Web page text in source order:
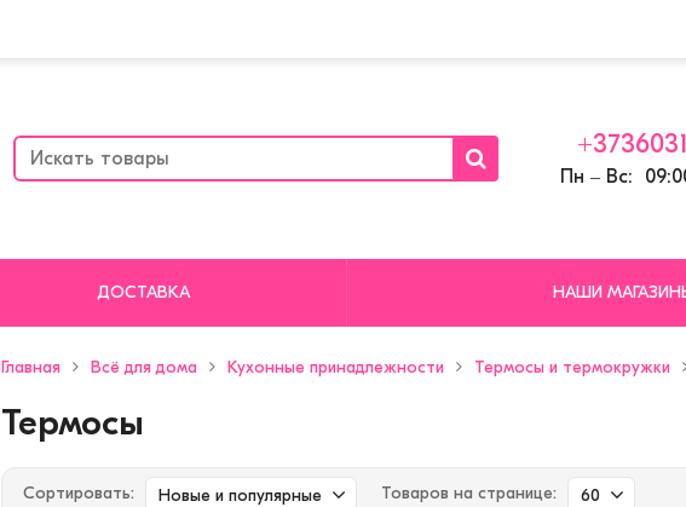
Пн ‒ Вс:
ДОСТАВКА НАШИ
Главная Всё для дома Кухонные принадлежности Термосы и термокружки
Термосы
Сортировать: Новые и популярные Товаров на странице: 60